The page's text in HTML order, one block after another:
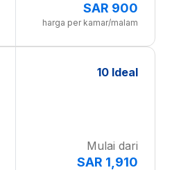
SAR 900
harga per kamar/malam
10 Ideal
Mulai dari
SAR 1,910